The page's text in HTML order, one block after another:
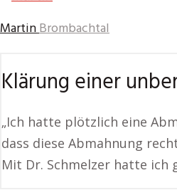
MartinBrombachtal
Klärung einer
„Ich hatte plötzlich eine
dass diese Abmahnung
Mit Dr. Schmelzer hatte ich